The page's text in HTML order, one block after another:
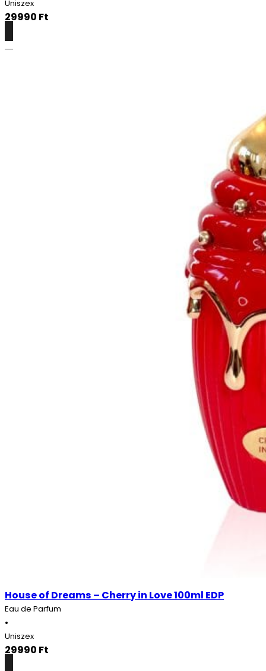
Uniszex
29990 Ft
Részletek
House of Dreams – Cherry in Love 100ml EDP
Eau de Parfum
•
Uniszex
29990 Ft